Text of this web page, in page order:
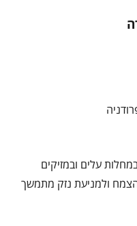
עלים ובמזיקים
הצמח ולמניעת נזק מתמשך